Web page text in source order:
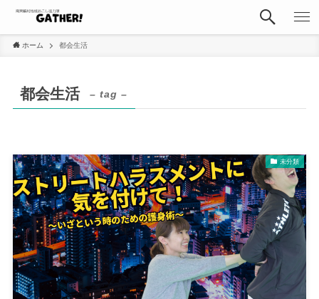
ホーム 都会生活
都会生活 – tag –
未分類